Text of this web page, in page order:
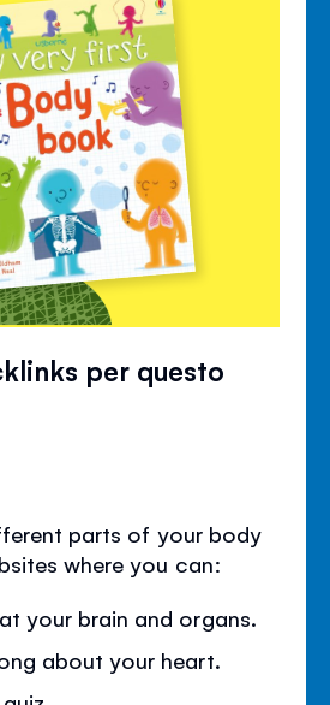
per questo
parts of your body
where you can:
your brain and organs.
about your heart.